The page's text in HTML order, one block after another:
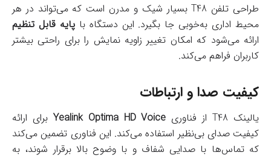
طراحی تلفن T48 بسیار شیک و مدرن است که می‌تواند در هر
محیط اداری به‌خوبی جا بگیرد. این دستگاه باپایه قابل تنظیم
ارائه می‌شود که امکان تغییر زاویه نمایش را برای راحتی بیشتر
کاربران فراهم می‌کند.
کیفیت صدا و ارتباطات
یالینک T48 از فناوری Yealink Optima HD Voice برای ارائه
کیفیت صدای بی‌نظیر استفاده می‌کند. این فناوری تضمین می‌کند
که تماس‌ها با صدایی شفاف و با وضوح بالا برقرار شوند، به